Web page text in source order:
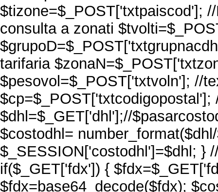
$tizone=$_POST['txtpaiscod'];
consulta a zonati
tarifaria
$pesovol=$_POST['txtvoln']; //
$cp=$_POST['txtcodigopostal'];
$dhl=$_GET['dhl'];//
$costodhl=
$_SESSION['costodhl']=$dhl; }
if($_GET['fdx']) {
$fdx=base64_decode($fdx);